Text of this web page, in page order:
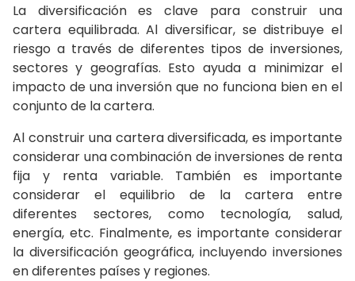
La diversificación es clave para construir una
cartera equilibrada. Al diversificar, se distribuye el
riesgo a través de diferentes tipos de inversiones,
sectores y geografías. Esto ayuda a minimizar el
impacto de una inversión que no funciona bien en el
conjunto de la cartera.
Al construir una cartera diversificada, es importante
considerar una combinación de inversiones de renta
fija y renta variable. También es importante
considerar el equilibrio de la cartera entre
diferentes sectores, como tecnología, salud,
energía, etc. Finalmente, es importante considerar
la diversificación geográfica, incluyendo inversiones
en diferentes países y regiones.